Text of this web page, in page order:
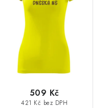
421 Kč bez DPH
509 Kč